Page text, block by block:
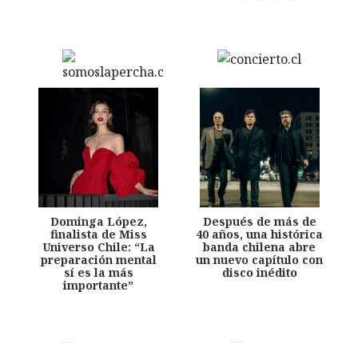
Dominga López,
finalista de Miss
Universo Chile: “La
preparación mental
sí es la más
importante”
Después de más de
40 años, una histórica
banda chilena abre
un nuevo capítulo con
disco inédito